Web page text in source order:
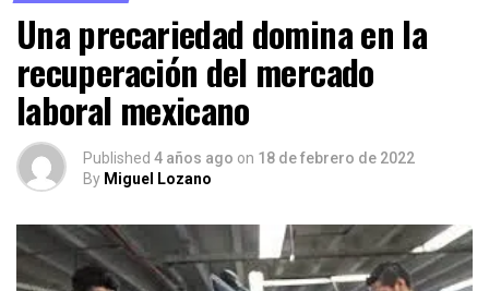
Una precariedad domina en la
recuperación del mercado
laboral mexicano
Published 4 años ago on 18 de febrero de 2022
By Miguel Lozano